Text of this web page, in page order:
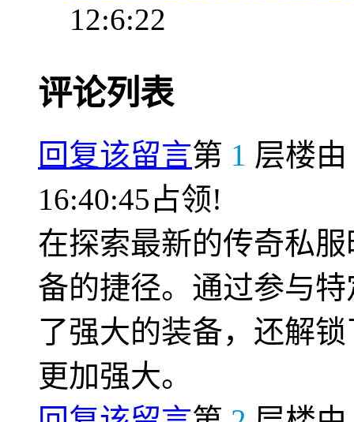
12:6:22
评论列表
回复该留言第 1 层楼由
16:40:45占领!
在探索最新的传奇私
备的捷径。通过参与
了强大的装备，还解
更加强大。